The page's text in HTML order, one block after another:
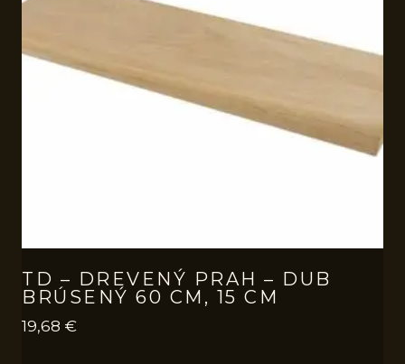
TD – DREVENÝ PRAH – DUB
BRÚSENÝ 60 CM, 15 CM
19,68 €